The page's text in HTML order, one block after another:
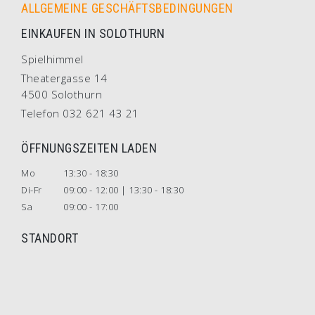
ALLGEMEINE GESCHÄFTSBEDINGUNGEN
EINKAUFEN IN SOLOTHURN
Spielhimmel
Theatergasse 14
4500 Solothurn
Telefon 032 621 43 21
ÖFFNUNGSZEITEN LADEN
Mo
13:30 - 18:30
Di-Fr
09:00 - 12:00 | 13:30 - 18:30
Sa
09:00 - 17:00
STANDORT